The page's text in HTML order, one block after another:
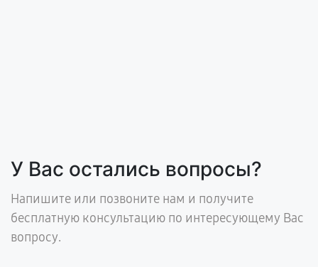
У Вас остались вопросы?
Напишите или позвоните нам и получите
бесплатную консультацию по интересующему Вас
вопросу.